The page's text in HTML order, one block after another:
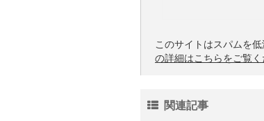
このサイトはスパムを
の詳細はこちらをご覧
関連記事